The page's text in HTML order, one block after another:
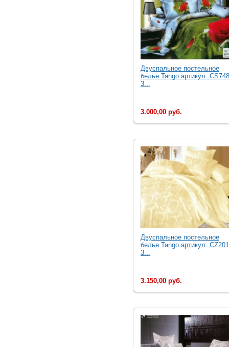
Двуcпальное постельное
белье Tango артикул:
3...
3.000,00 руб.
Двуcпальное постельное
белье Tango артикул:
3...
3.150,00 руб.